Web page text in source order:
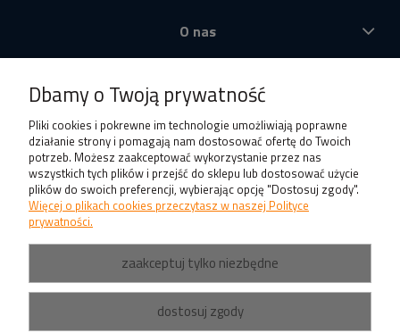
O nas
Dbamy o Twoją prywatność
Pliki cookies i pokrewne im technologie umożliwiają poprawne
działanie strony i pomagają nam dostosować ofertę do Twoich
potrzeb. Możesz zaakceptować wykorzystanie przez nas
wszystkich tych plików i przejść do sklepu lub dostosować użycie
plików do swoich preferencji, wybierając opcję "Dostosuj zgody".
Więcej o plikach cookies przeczytasz w naszej Polityce
prywatności.
zaakceptuj tylko niezbędne
dostosuj zgody